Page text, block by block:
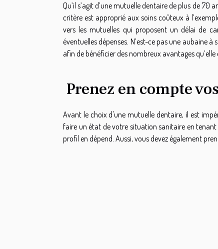
Qu’il s’agit d’une mutuelle dentaire de plus de 70
critère est approprié aux soins coûteux à
vers les mutuelles qui proposent un délai de
éventuelles dépenses. N’est-ce pas une aubaine
afin de bénéficier des nombreux avantages qu’elle
Prenez en compte
Avant le choix d'une mutuelle dentaire, il est
faire un état de votre situation sanitaire en
profil en dépend. Aussi, vous devez également